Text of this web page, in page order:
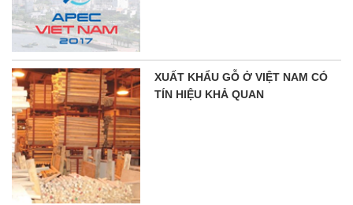
XUẤT KHẨU GỖ Ở VIỆT NAM CÓ
TÍN HIỆU KHẢ QUAN